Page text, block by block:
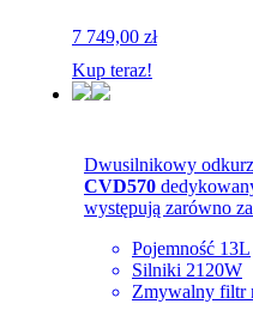
7 749,00 zł
Kup teraz!
Dwusilnikowy
CVD570
występują zarówno
Pojemność 13L
Silniki 2120W
Zmywalny filtr